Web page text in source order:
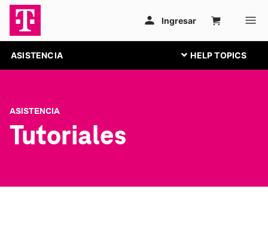
ASISTENCIA
ASISTENCIA
Tutoriales